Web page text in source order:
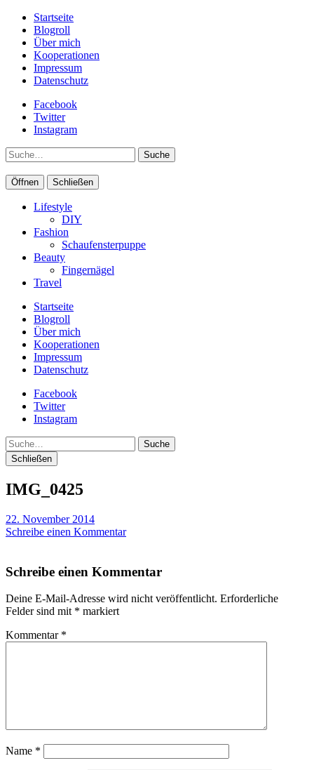
Startseite
Blogroll
Über mich
Kooperationen
Impressum
Datenschutz
Facebook
Twitter
Instagram
Suche
Öffnen Schließen
Lifestyle
DIY
Fashion
Schaufensterpuppe
Beauty
Fingernägel
Travel
Startseite
Blogroll
Über mich
Kooperationen
Impressum
Datenschutz
Facebook
Twitter
Instagram
Suche
Schließen
IMG_0425
22. November 2014
Schreibe einen Kommentar
Schreibe einen Kommentar
Deine E-Mail-Adresse wird nicht veröffentlicht. Erforderliche
Felder sind mit * markiert
Kommentar *
Name *